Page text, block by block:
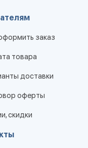
заказ
товара
доставки
оферты
скидки